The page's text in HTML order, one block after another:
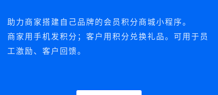
助力商家搭建自己品牌的会员积分商城小程序。
商家用手机发积分；客户用积分兑换礼品。可用于员
工激励、客户回馈。